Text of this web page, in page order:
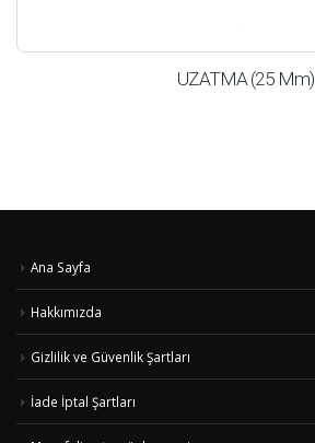
UZATMA (25 Mm)
Ana Sayfa
Hakkımızda
Gizlilik ve Güvenlik Şartları
İade İptal Şartları